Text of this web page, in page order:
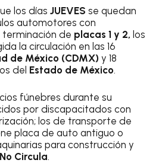
los díasJUEVES se quedan
automotores con
terminación de placas 1 y 2, los
la circulación en las 16
de México (CDMX) y 18
del Estado de México.
fúnebres durante su
por discapacitados con
los de transporte de
placa de auto antiguo o
para construcción y
Circula.